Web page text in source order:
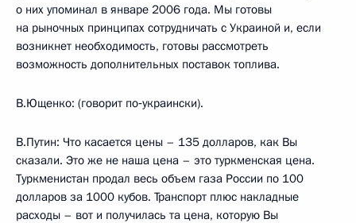
о них упоминал в январе 2006 года. Мы готовы
на рыночных принципах сотрудничать с Украиной и, если
возникнет необходимость, готовы рассмотреть
возможность дополнительных поставок топлива.
В.Ющенко: (говорит по‑украински).
В.Путин: Что касается цены – 135 долларов, как Вы
сказали. Это же не наша цена – это туркменская цена.
Туркменистан продал весь объем газа России по 100
долларов за 1000 кубов. Транспорт плюс накладные
расходы – вот и получилась та цена, которую Вы